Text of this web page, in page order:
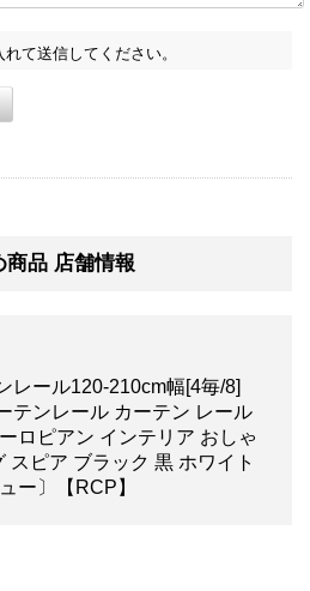
て送信してください。
品 店舗情報
レール120-210cm幅[4毎/8]
テンレール カーテン レール
ロピアン インテリア おしゃ
スピア ブラック 黒 ホワイト
ー〕【RCP】